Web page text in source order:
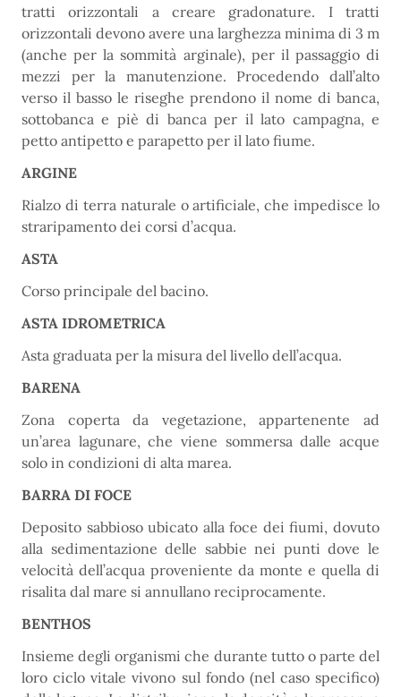
tratti orizzontali a creare gradonature. I tratti
orizzontali devono avere una larghezza minima di 3 m
(anche per la sommità arginale), per il passaggio di
mezzi per la manutenzione. Procedendo dall’alto
verso il basso le riseghe prendono il nome di banca,
sottobanca e piè di banca per il lato campagna, e
petto antipetto e parapetto per il lato fiume.
ARGINE
Rialzo di terra naturale o artificiale, che impedisce lo
straripamento dei corsi d’acqua.
ASTA
Corso principale del bacino.
ASTA IDROMETRICA
Asta graduata per la misura del livello dell’acqua.
BARENA
Zona coperta da vegetazione, appartenente ad
un’area lagunare, che viene sommersa dalle acque
solo in condizioni di alta marea.
BARRA DI FOCE
Deposito sabbioso ubicato alla foce dei fiumi, dovuto
alla sedimentazione delle sabbie nei punti dove le
velocità dell’acqua proveniente da monte e quella di
risalita dal mare si annullano reciprocamente.
BENTHOS
Insieme degli organismi che durante tutto o parte del
loro ciclo vitale vivono sul fondo (nel caso specifico)